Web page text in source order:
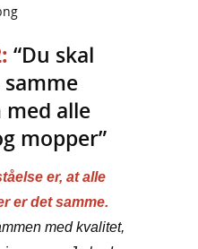
“Du skal
alle
mopper”
er, at alle
er det samme.
med kvalitet,